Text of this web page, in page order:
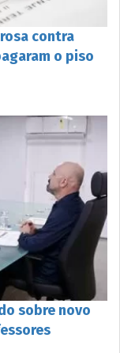
contra
o piso
sobre novo